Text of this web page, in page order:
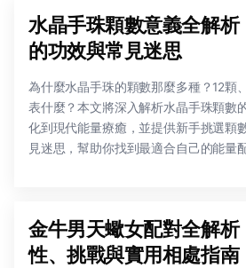
水晶手珠顆數意義全解
的功效與常見迷思
為什麼水晶手珠的顆數那麼多種？12顆
表什麼？本文將深入解析水晶手珠顆數
化到現代能量療癒，並提供新手挑選顆
見迷思，幫助你找到最適合自己的能量配
金牛男天蠍女配對全解析
性、挑戰與實用相處指南